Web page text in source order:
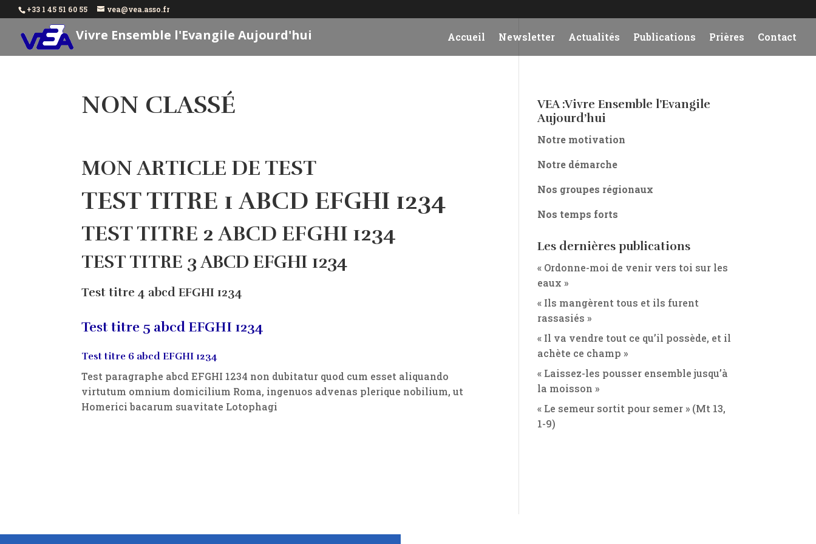
+33 1 45 51 60 55 vea@vea.asso.fr
Vivre Ensemble l'Evangile Aujourd'hui Accueil Newsletter Actualités Publications Prières Contact
NON CLASSÉ
MON ARTICLE DE TEST
TEST TITRE 1 ABCD EFGHI 1234
TEST TITRE 2 ABCD EFGHI 1234
TEST TITRE 3 ABCD EFGHI 1234
Test titre 4 abcd EFGHI 1234
Test titre 5 abcd EFGHI 1234
Test titre 6 abcd EFGHI 1234
Test paragraphe abcd EFGHI 1234 non dubitatur quod cum esset aliquando
virtutum omnium domicilium Roma, ingenuos advenas plerique nobilium, ut
Homerici bacarum suavitate Lotophagi
VEA :Vivre Ensemble l’Evangile
Aujourd’hui
Notre motivation
Notre démarche
Nos groupes régionaux
Nos temps forts
Les dernières publications
« Ordonne-moi de venir vers toi sur les
eaux »
« Ils mangèrent tous et ils furent
rassasiés »
« Il va vendre tout ce qu’il possède, et il
achète ce champ »
« Laissez-les pousser ensemble jusqu’à
la moisson »
« Le semeur sortit pour semer » (Mt 13,
1-9)